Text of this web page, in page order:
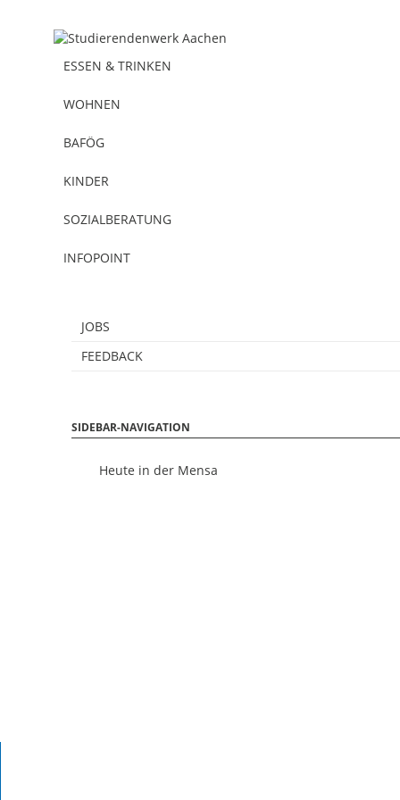
ESSEN & TRINKEN
WOHNEN
BAFÖG
KINDER
SOZIALBERATUNG
INFOPOINT
HEUTE IN DER MENSA
JOBS
FEEDBACK
SIDEBAR-NAVIGATION
Heute in der Mensa